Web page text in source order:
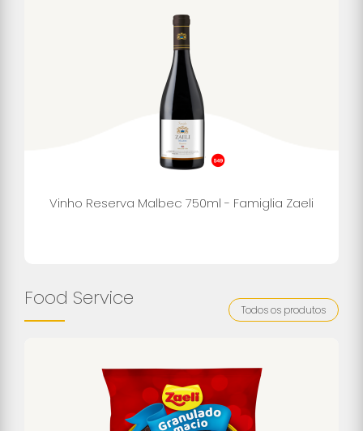
Vinho Reserva Malbec 750ml - Famiglia Zaeli
Food Service Todos os produtos